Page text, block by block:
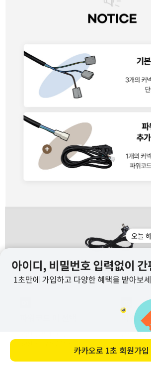
오늘
카카오로 1초 회원가입